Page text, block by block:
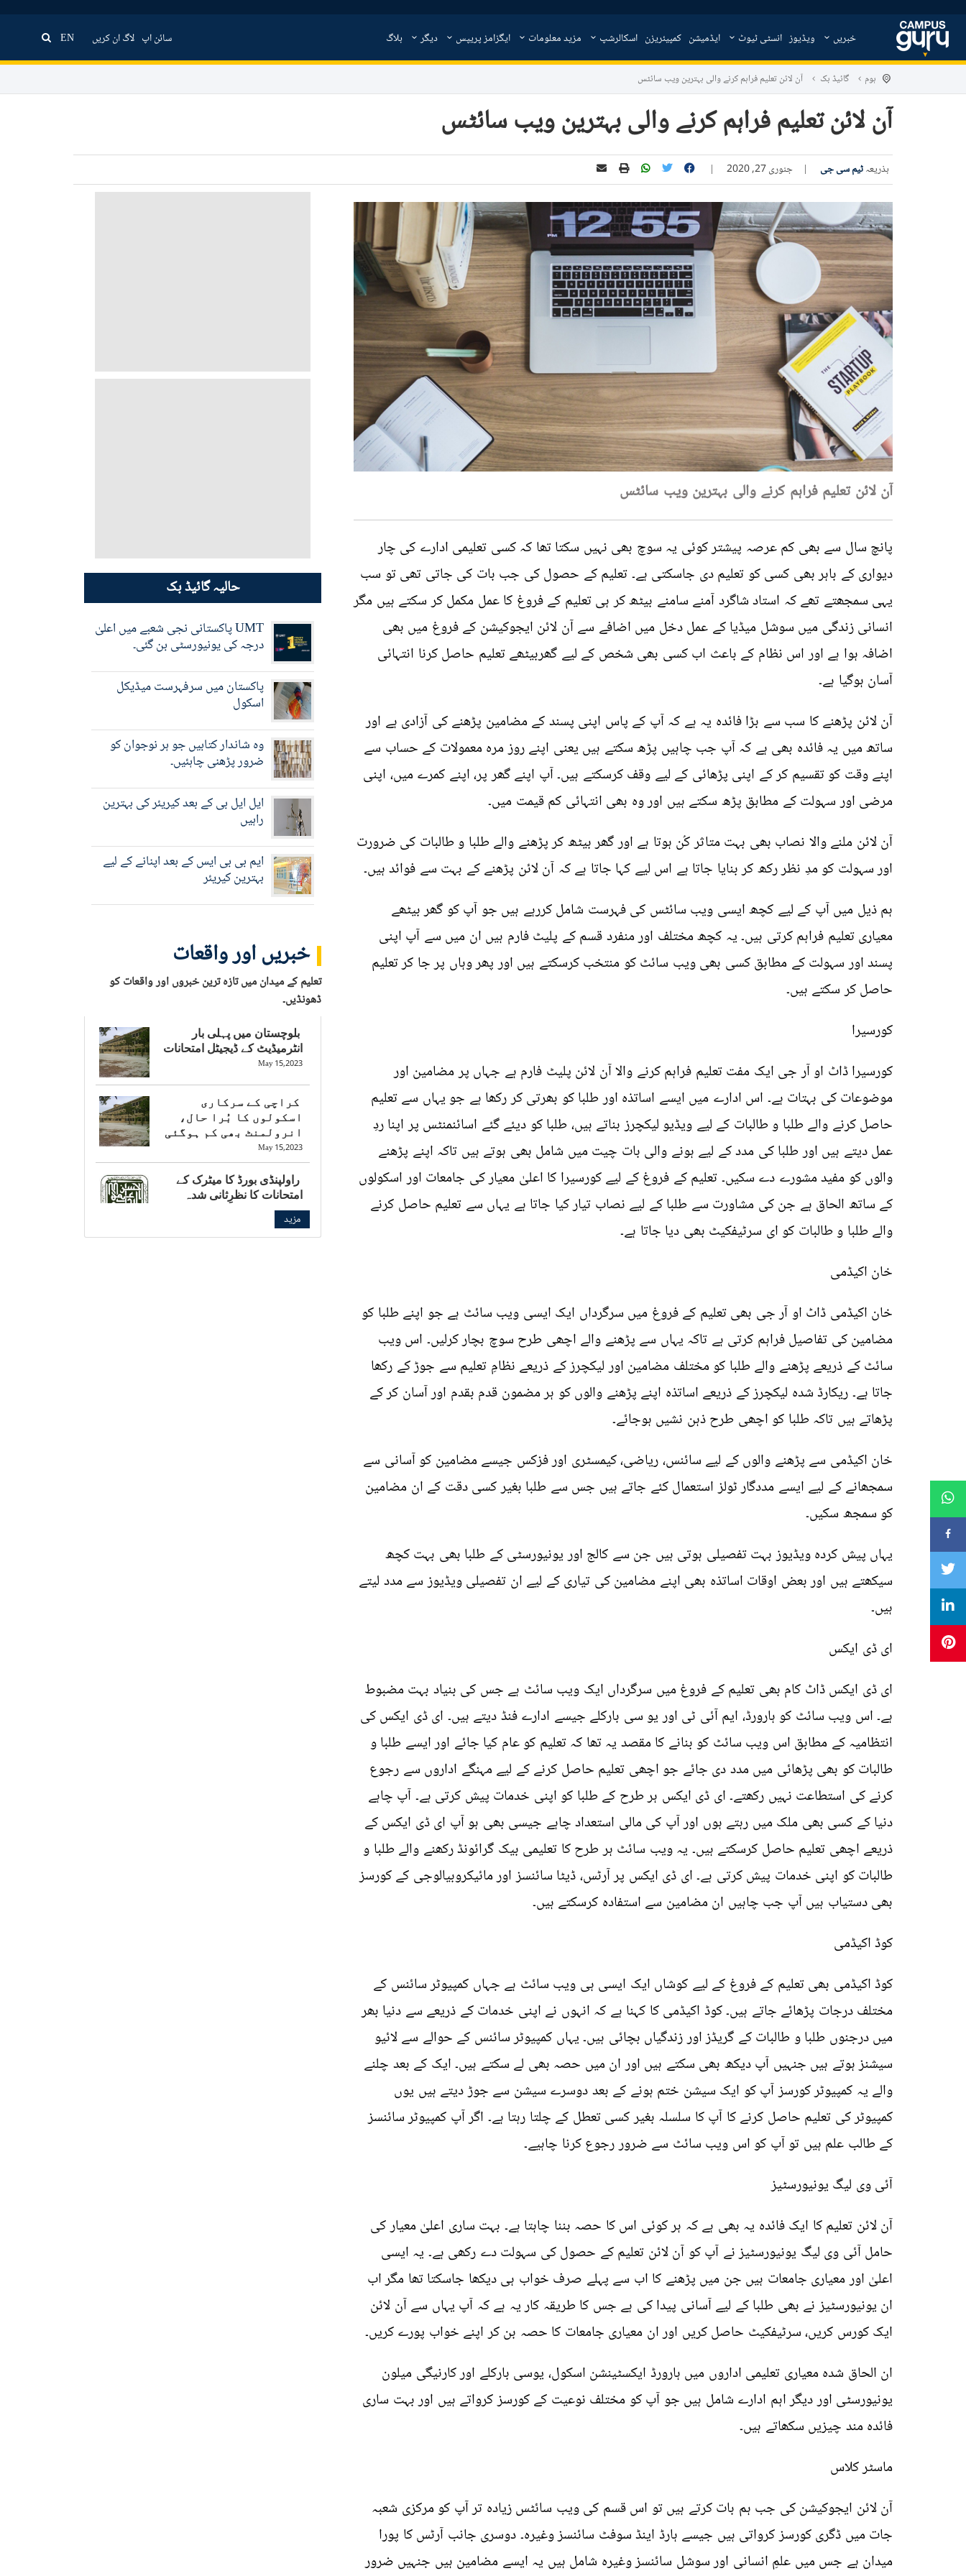
خبریں ویڈیوز انسٹی ٹیوٹ ایڈمیشن کمپیئریزن اسکالرشپ مزید معلومات ایگزامز پریپس دیگر بلاگ سائن اپ لاگ ان کریں EN
ہوم گائیڈ بک آن لائن تعلیم فراہم کرنے والی بہترین ویب سائٹس
آن لائن تعلیم فراہم کرنے والی بہترین ویب سائٹس
بذریعہٹیم سی جی | جنوری 27, 2020 |
آن لائن تعلیم فراہم کرنے والی بہترین ویب سائٹس
پانچ سال سے بھی کم عرصہ پیشتر کوئی یہ سوچ بھی نہیں سکتا تھا کہ کسی تعلیمی ادارے کی چار
دیواری کے باہر بھی کسی کو تعلیم دی جاسکتی ہے۔ تعلیم کے حصول کی جب بات کی جاتی تھی تو سب
یہی سمجھتے تھے کہ استاد شاگرد آمنے سامنے بیٹھ کر ہی تعلیم کے فروغ کا عمل مکمل کر سکتے ہیں مگر
انسانی زندگی میں سوشل میڈیا کے عمل دخل میں اضافے سے آن لائن ایجوکیشن کے فروغ میں بھی
اضافہ ہوا ہے اور اس نظام کے باعث اب کسی بھی شخص کے لیے گھربیٹھے تعلیم حاصل کرنا انتہائی
آسان ہوگیا ہے۔
آن لائن پڑھنے کا سب سے بڑا فائدہ یہ ہے کہ آپ کے پاس اپنی پسند کے مضامین پڑھنے کی آزادی ہے اور
ساتھ میں یہ فائدہ بھی ہے کہ آپ جب چاہیں پڑھ سکتے ہیں یعنی اپنے روز مرہ معمولات کے حساب سے
اپنے وقت کو تقسیم کر کے اپنی پڑھائی کے لیے وقف کرسکتے ہیں۔ آپ اپنے گھر پر، اپنے کمرے میں، اپنی
مرضی اور سہولت کے مطابق پڑھ سکتے ہیں اور وہ بھی انتہائی کم قیمت میں۔
آن لائن ملنے والا نصاب بھی بہت متاثر کُن ہوتا ہے اور گھر بیٹھ کر پڑھنے والے طلبا و طالبات کی ضرورت
اور سہولت کو مدِ نظر رکھ کر بنایا جاتا ہے اس لیے کہا جاتا ہے کہ آن لائن پڑھنے کے بہت سے فوائد ہیں۔
ہم ذیل میں آپ کے لیے کچھ ایسی ویب سائٹس کی فہرست شامل کررہے ہیں جو آپ کو گھر بیٹھے
معیاری تعلیم فراہم کرتی ہیں۔ یہ کچھ مختلف اور منفرد قسم کے پلیٹ فارم ہیں ان میں سے آپ اپنی
پسند اور سہولت کے مطابق کسی بھی ویب سائٹ کو منتخب کرسکتے ہیں اور پھر وہاں پر جا کر تعلیم
حاصل کر سکتے ہیں۔
کورسیرا
کورسیرا ڈاٹ او آر جی ایک مفت تعلیم فراہم کرنے والا آن لائن پلیٹ فارم ہے جہاں پر مضامین اور
موضوعات کی بہتات ہے۔ اس ادارے میں ایسے اساتذہ اور طلبا کو بھرتی کر رکھا ہے جو یہاں سے تعلیم
حاصل کرنے والے طلبا و طالبات کے لیے ویڈیو لیکچرز بناتے ہیں، طلبا کو دیئے گئے اسائنمنٹس پر اپنا ردِ
عمل دیتے ہیں اور طلبا کی مدد کے لیے ہونے والی بات چیت میں شامل بھی ہوتے ہیں تاکہ اپنے پڑھنے
والوں کو مفید مشورے دے سکیں۔ تعلیم کے فروغ کے لیے کورسیرا کا اعلیٰ معیار کی جامعات اور اسکولوں
کے ساتھ الحاق ہے جن کی مشاورت سے طلبا کے لیے نصاب تیار کیا جاتا ہے یہاں سے تعلیم حاصل کرنے
والے طلبا و طالبات کو ای سرٹیفکیٹ بھی دیا جاتا ہے۔
خان اکیڈمی
خان اکیڈمی ڈاٹ او آر جی بھی تعلیم کے فروغ میں سرگرداں ایک ایسی ویب سائٹ ہے جو اپنے طلبا کو
مضامین کی تفاصیل فراہم کرتی ہے تاکہ یہاں سے پڑھنے والے اچھی طرح سوچ بچار کرلیں۔ اس ویب
سائٹ کے ذریعے پڑھنے والے طلبا کو مختلف مضامین اور لیکچرز کے ذریعے نظامِ تعلیم سے جوڑ کے رکھا
جاتا ہے۔ ریکارڈ شدہ لیکچرز کے ذریعے اساتذہ اپنے پڑھنے والوں کو ہر مضمون قدم بقدم اور آسان کر کے
پڑھاتے ہیں تاکہ طلبا کو اچھی طرح ذہن نشیں ہوجائے۔
خان اکیڈمی سے پڑھنے والوں کے لیے سائنس، ریاضی، کیمسٹری اور فزکس جیسے مضامین کو آسانی سے
سمجھانے کے لیے ایسے مددگار ٹولز استعمال کئے جاتے ہیں جس سے طلبا بغیر کسی دقت کے ان مضامین
کو سمجھ سکیں۔
یہاں پیش کردہ ویڈیوز بہت تفصیلی ہوتی ہیں جن سے کالج اور یونیورسٹی کے طلبا بھی بہت کچھ
سیکھتے ہیں اور بعض اوقات اساتذہ بھی اپنے مضامین کی تیاری کے لیے ان تفصیلی ویڈیوز سے مدد لیتے
ہیں۔
ای ڈی ایکس
ای ڈی ایکس ڈاٹ کام بھی تعلیم کے فروغ میں سرگرداں ایک ویب سائٹ ہے جس کی بنیاد بہت مضبوط
ہے۔ اس ویب سائٹ کو ہارورڈ، ایم آئی ٹی اور یو سی بارکلے جیسے ادارے فنڈ دیتے ہیں۔ ای ڈی ایکس کی
انتظامیہ کے مطابق اس ویب سائٹ کو بنانے کا مقصد یہ تھا کہ تعلیم کو عام کیا جائے اور ایسے طلبا و
طالبات کو بھی پڑھائی میں مدد دی جائے جو اچھی تعلیم حاصل کرنے کے لیے مہنگے اداروں سے رجوع
کرنے کی استطاعت نہیں رکھتے۔ ای ڈی ایکس ہر طرح کے طلبا کو اپنی خدمات پیش کرتی ہے۔ آپ چاہے
دنیا کے کسی بھی ملک میں رہتے ہوں اور آپ کی مالی استعداد چاہے جیسی بھی ہو آپ ای ڈی ایکس کے
ذریعے اچھی تعلیم حاصل کرسکتے ہیں۔ یہ ویب سائٹ ہر طرح کا تعلیمی بیک گرائونڈ رکھنے والے طلبا و
طالبات کو اپنی خدمات پیش کرتی ہے۔ ای ڈی ایکس پر آرٹس، ڈیٹا سائنسز اور مائیکروبیالوجی کے کورسز
بھی دستیاب ہیں آپ جب چاہیں ان مضامین سے استفادہ کرسکتے ہیں۔
کوڈ اکیڈمی
کوڈ اکیڈمی بھی تعلیم کے فروغ کے لیے کوشاں ایک ایسی ہی ویب سائٹ ہے جہاں کمپیوٹر سائنس کے
مختلف درجات پڑھائے جاتے ہیں۔ کوڈ اکیڈمی کا کہنا ہے کہ انہوں نے اپنی خدمات کے ذریعے سے دنیا بھر
میں درجنوں طلبا و طالبات کے گریڈز اور زندگیاں بچائی ہیں۔ یہاں کمپیوٹر سائنس کے حوالے سے لائیو
سیشنز ہوتے ہیں جنہیں آپ دیکھ بھی سکتے ہیں اور ان میں حصہ بھی لے سکتے ہیں۔ ایک کے بعد چلنے
والے یہ کمپیوٹر کورسز آپ کو ایک سیشن ختم ہونے کے بعد دوسرے سیشن سے جوڑ دیتے ہیں یوں
کمپیوٹر کی تعلیم حاصل کرنے کا آپ کا سلسلہ بغیر کسی تعطل کے چلتا رہتا ہے۔ اگر آپ کمپیوٹر سائنسز
کے طالب علم ہیں تو آپ کو اس ویب سائٹ سے ضرور رجوع کرنا چاہیے۔
آئی وی لیگ یونیورسٹیز
آن لائن تعلیم کا ایک فائدہ یہ بھی ہے کہ ہر کوئی اس کا حصہ بننا چاہتا ہے۔ بہت ساری اعلیٰ معیار کی
حامل آئی وی لیگ یونیورسٹیز نے آپ کو آن لائن تعلیم کے حصول کی سہولت دے رکھی ہے۔ یہ ایسی
اعلیٰ اور معیاری جامعات ہیں جن میں پڑھنے کا اب سے پہلے صرف خواب ہی دیکھا جاسکتا تھا مگر اب
ان یونیورسٹیز نے بھی طلبا کے لیے آسانی پیدا کی ہے جس کا طریقہ کار یہ ہے کہ آپ یہاں سے آن لائن
ایک کورس کریں، سرٹیفکیٹ حاصل کریں اور ان معیاری جامعات کا حصہ بن کر اپنے خواب پورے کریں۔
ان الحاق شدہ معیاری تعلیمی اداروں میں ہارورڈ ایکسٹینشن اسکول، یوسی بارکلے اور کارنیگی میلون
یونیورسٹی اور دیگر اہم ادارے شامل ہیں جو آپ کو مختلف نوعیت کے کورسز کرواتے ہیں اور بہت ساری
فائدہ مند چیزیں سکھاتے ہیں۔
ماسٹر کلاس
آن لائن ایجوکیشن کی جب ہم بات کرتے ہیں تو اس قسم کی ویب سائٹس زیادہ تر آپ کو مرکزی شعبہ
جات میں ڈگری کورسز کرواتی ہیں جیسے ہارڈ اینڈ سوفٹ سائنسز وغیرہ۔ دوسری جانب آرٹس کا پورا
میدان ہے جس میں علمِ انسانی اور سوشل سائنسز وغیرہ شامل ہیں یہ ایسے مضامین ہیں جنہیں ضرور
حالیہ گائیڈ بک
UMT پاکستانی نجی شعبے میں اعلیٰ
درجہ کی یونیورسٹی بن گئی۔
پاکستان میں سرفہرست میڈیکل
اسکول
وہ شاندار کتابیں جو ہر نوجوان کو
ضرور پڑھنی چاہئیں۔
ایل ایل بی کے بعد کیریئر کی بہترین
راہیں
ایم بی بی ایس کے بعد اپنانے کے لیے
بہترین کیریئر
خبریں اور واقعات
تعلیم کے میدان میں تازہ ترین خبروں اور واقعات کو
ڈھونڈیں۔
بلوچستان میں پہلی بار
انٹرمیڈیٹ کے ڈیجیٹل امتحانات
May 15,2023
کراچی کے سرکاری
اسکولوں کا بُرا حال،
انرولمنٹ بھی کم ہوگئی
May 15,2023
راولپنڈی بورڈ کا میٹرک کے
امتحانات کا نظرِثانی شدہ
شیڈول جاری
May 15,2023
مزید